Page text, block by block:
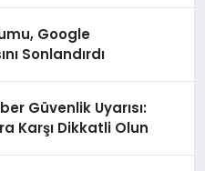
Google
Sonlandırdı
Güvenlik Uyarısı:
Karşı Dikkatli Olun